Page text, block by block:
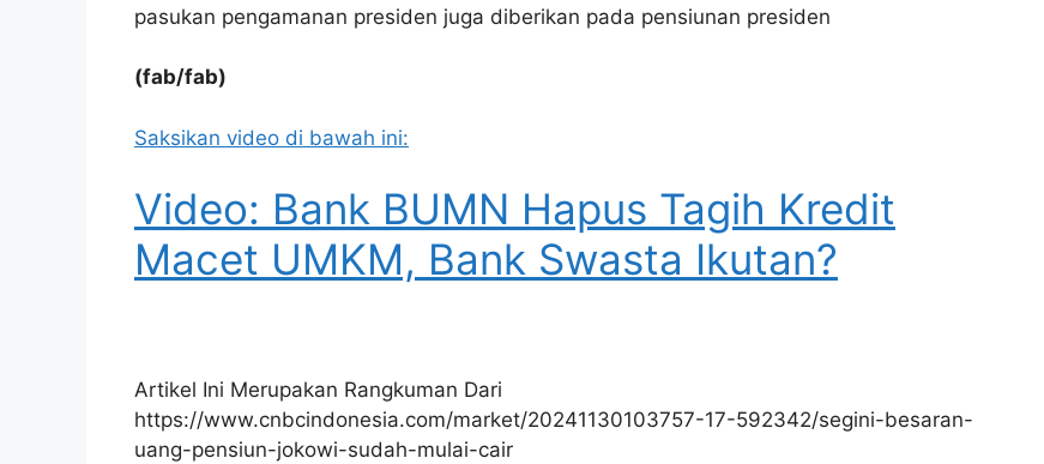
pasukan pengamanan presiden juga diberikan pada pensiunan presiden
(fab/fab)
Saksikan video di bawah ini:
Video: Bank BUMN Hapus Tagih Kredit
Macet UMKM, Bank Swasta Ikutan?
Artikel Ini Merupakan Rangkuman Dari
https://www.cnbcindonesia.com/market/20241130103757-17-592342/segini-besaran-
uang-pensiun-jokowi-sudah-mulai-cair